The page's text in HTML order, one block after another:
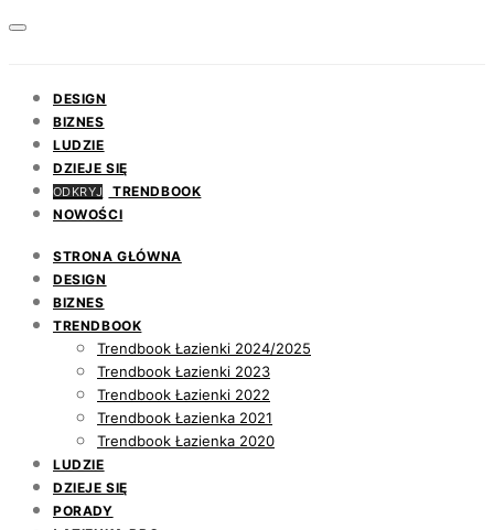
DESIGN
BIZNES
LUDZIE
DZIEJE SIĘ
ODKRYJ
TRENDBOOK
NOWOŚCI
STRONA GŁÓWNA
DESIGN
BIZNES
TRENDBOOK
Trendbook Łazienki 2024/2025
Trendbook Łazienki 2023
Trendbook Łazienki 2022
Trendbook Łazienka 2021
Trendbook Łazienka 2020
LUDZIE
DZIEJE SIĘ
PORADY